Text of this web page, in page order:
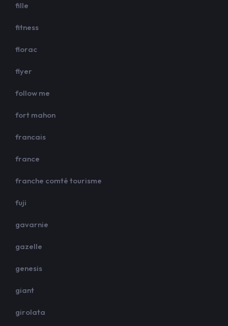
fille
fitness
florac
flyer
follow me
fort mahon
francais
france
franche comté tourisme
fuji
gavarnie
gazelle
genesis
giant
girolata